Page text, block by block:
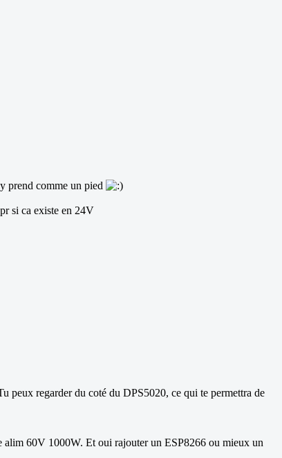
prend comme un pied
si ca existe en 24V
peux regarder du coté du DPS5020, ce qui te permettra de
alim 60V 1000W. Et oui rajouter un ESP8266 ou mieux un